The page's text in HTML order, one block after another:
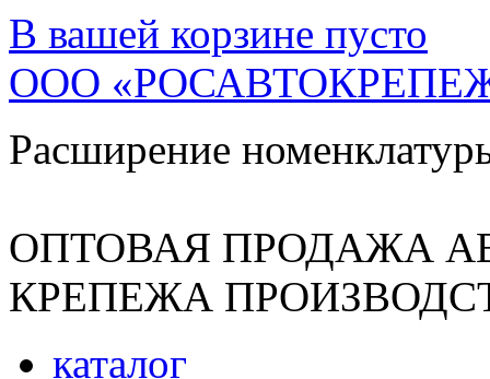
В вашей корзине пусто
ООО
Расширение
ОПТОВАЯ ПРОДАЖА
КРЕПЕЖА
каталог